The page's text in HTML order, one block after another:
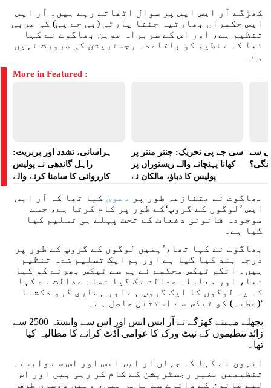
کھڑگے آر ایس ایس پر سوال اٹھاتے رہے ہیں۔ آر ایس
ایس حکمراں بھارتیہ جنتا پارٹی (بی جے پی) کی مربی
تنظیم ہے، اور اس کے سربراہ موہن بھاگوت نے کہا
تھا کہ تنظیم کو باقاعدہ رجسٹریشن کی ضرورت نہیں
ہے۔
More in Featured :
ہراسانی، تشدد اور بربریت:
راہل گاندھی نے پولیس
کارروائی کا سامنا کرنے والے
سی جے پی تحریک: جنتر منتر پر
کھانا پہنچانے والے ریستوراں پر
پولیس کا دباؤ، مالکان نے
سے
بھاگوت نے متنازعہ طور پر دعویٰ کیا تھا کہ آر ایس
ایس ’لوگوں کے گروپ‘کے طور پر کام کرتا ہے، جسے
موجودہ قانونی دفعات کے تحت پہلے ہی تسلیم کیا
گیا ہے۔
بھاگوت نے کہا تھا،’ہمیں لوگوں کے گروپ کے طور پر
درجہ بند کیا گیا ہے اور ہم ایک تسلیم شدہ تنظیم
ہیں۔ انکم ٹیکس محکمے نے ہم سے ٹیکس بھرنے کو کہا
تھا، اور معاملہ عدالت تک گیا تھا۔ عدالت نے کہا
کہ یہ لوگوں کا ایک گروپ ہے اور ہماری گرو دکشنا
(عطیہ) کو ٹیکس سے استثنیٰ حاصل ہے۔‘
پچھلے مہینے کھڑگے نے آر ایس ایس اور اس سے وابستہ 2500 سے
زائد تنظیموں کے نیٹ ورک کا عوامی آڈٹ کرانے کا مطالبہ کیا
تھا۔
انہوں نے کہا کہ جہاں آر ایس ایس اور اس سے وابستہ
تنظیمیں بغیر رجسٹریشن کے کام کر رہی ہیں اور اس
لیے قانون کے دائرے سے باہر ہیں، وہیں دوسری طرف